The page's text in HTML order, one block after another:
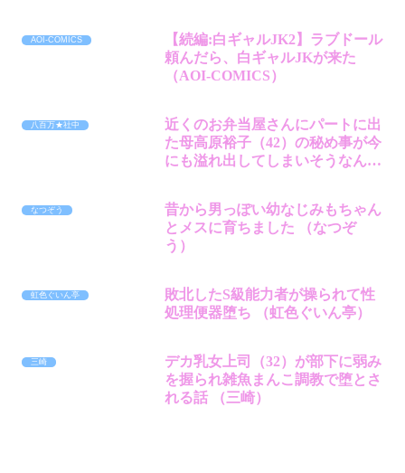
AOI-COMICS
【続編:白ギャルJK2】ラブドール
頼んだら、白ギャルJKが来た
（AOI-COMICS）
八百万★社中
近くのお弁当屋さんにパートに出
た母高原裕子（42）の秘め事が今
にも溢れ出してしまいそうなんで
なつぞう
昔から男っぽい幼なじみもちゃん
とメスに育ちました （なつぞ
う）
虹色ぐいん亭
敗北したS級能力者が操られて性
処理便器堕ち （虹色ぐいん亭）
三崎
デカ乳女上司（32）が部下に弱み
を握られ雑魚まんこ調教で堕とさ
れる話 （三崎）